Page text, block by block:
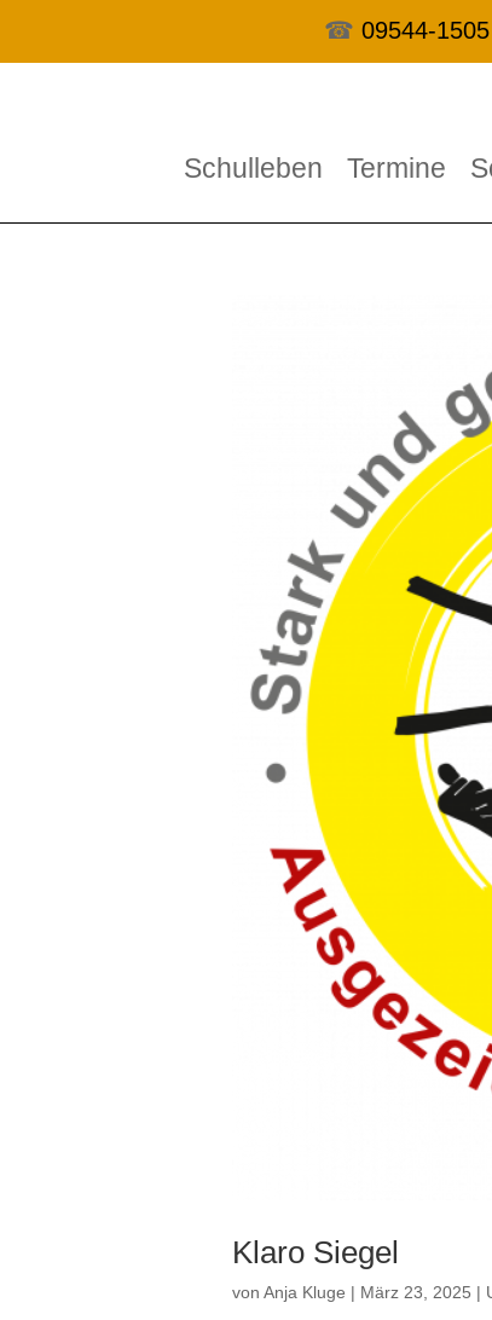
☎ 09544-1505
Schulleben Termine
Klaro Siegel
von Anja Kluge | März 23, 2025 |